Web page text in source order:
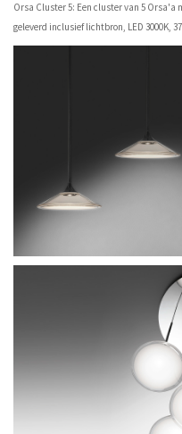
Orsa Cluster 5: Een cluster van 5
geleverd inclusief lichtbron, LED 3000K,